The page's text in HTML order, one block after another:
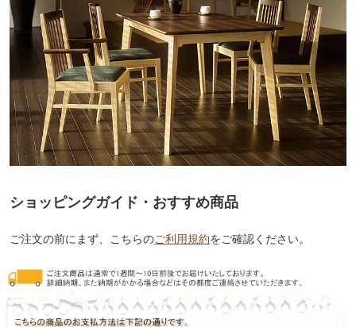
ショッピングガイド・おすすめ商品
ご注文の前にまず、こちらのご利用規約をご確認ください。